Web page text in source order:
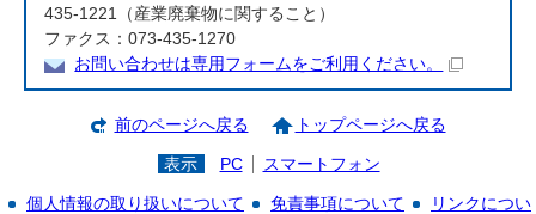
435-1221（産業廃棄物に関すること）
ファクス：073-435-1270
お問い合わせは専用フォームをご利用ください。
前のページへ戻る トップページへ戻る
表示 PC スマートフォン
個人情報の取り扱いについて 免責事項について
リンクについ